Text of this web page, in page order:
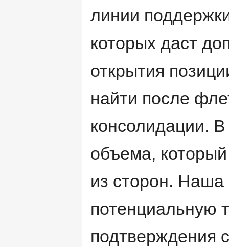
линии
которых даст
открытия
найти после
консолидации.
объема,
из сторон. Наша
потенциальную
подтверждения